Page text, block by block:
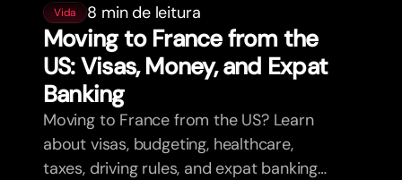
Vida 8 min de leitura
Moving to France from the
US: Visas, Money, and Expat
Banking
Moving to France from the US? Learn
about visas, budgeting, healthcare,
taxes, driving rules, and expat banking